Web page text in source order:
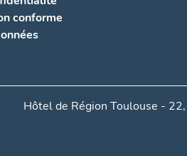
conforme
Hôtel de Région Toulouse -